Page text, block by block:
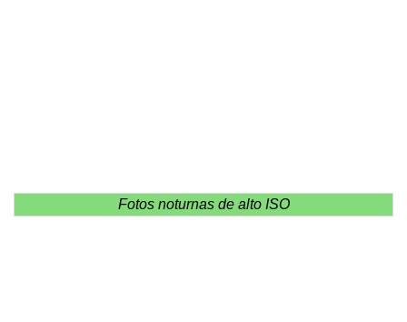
Fotos noturnas de alto ISO